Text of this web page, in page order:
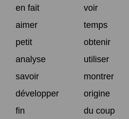
en fait
voir
aimer
temps
petit
obtenir
analyse
utiliser
savoir
montrer
développer
origine
fin
du coup